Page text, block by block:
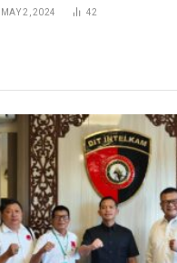
MAY 2, 2024 42